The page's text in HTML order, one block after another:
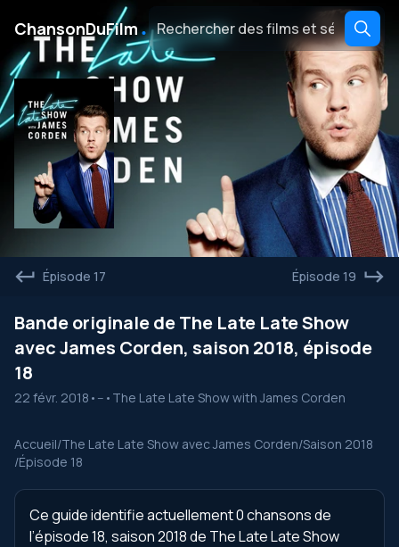
ChansonDuFilm․
Épisode 17 Épisode 19
Bande originale de The Late Late Show
avec James Corden, saison 2018, épisode
18
22 févr. 2018 • -- • The Late Late Show with James Corden
Accueil/The Late Late Show avec James Corden/Saison 2018
/Épisode 18
Ce guide identifie actuellement 0 chansons de
l’épisode 18, saison 2018 de The Late Late Show